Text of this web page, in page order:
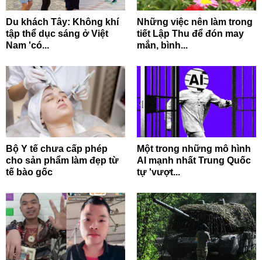
Du khách Tây: Không khí
tập thể dục sáng ở Việt
Nam 'có...
Những việc nên làm trong
tiết Lập Thu để đón may
mắn, bình...
Bộ Y tế chưa cấp phép
cho sản phẩm làm đẹp từ
tế bào gốc
Một trong những mô hình
AI mạnh nhất Trung Quốc
tự 'vượt...